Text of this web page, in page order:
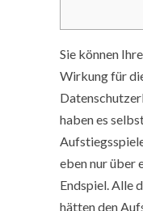
Sie können
Wirkung für
haben es
eben nur über
Endspiel. Alle
hätten den